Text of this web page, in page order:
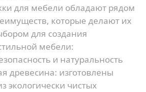
для мебели обладают рядом
которые делают их
для создания
мебели:
и натуральность
древесина: изготовлены
экологически чистых